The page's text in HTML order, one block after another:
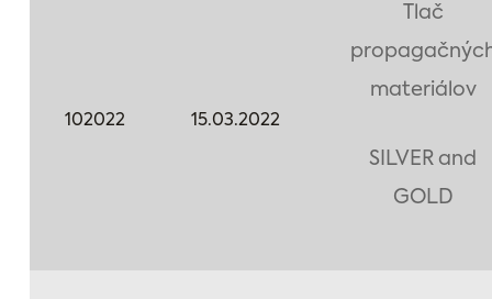
102022 15.03.2022
Tlač
materiálov
SILVER and
GOLD